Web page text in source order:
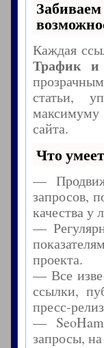
Каждая
Трафик и
статьи,
максимуму
сайта.
Что
—
запросов,
качества у
—
проекта.
— Все
ссылки,
пресс-
—
запросы,